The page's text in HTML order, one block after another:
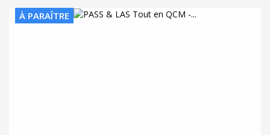
À PARAÎTRE